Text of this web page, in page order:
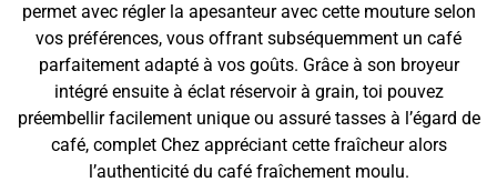
permet avec régler la apesanteur avec cette mouture selon
vos préférences, vous offrant subséquemment un café
parfaitement adapté à vos goûts. Grâce à son broyeur
intégré ensuite à éclat réservoir à grain, toi pouvez
préembellir facilement unique ou assuré tasses à l’égard de
café, complet Chez appréciant cette fraîcheur alors
l’authenticité du café fraîchement moulu.